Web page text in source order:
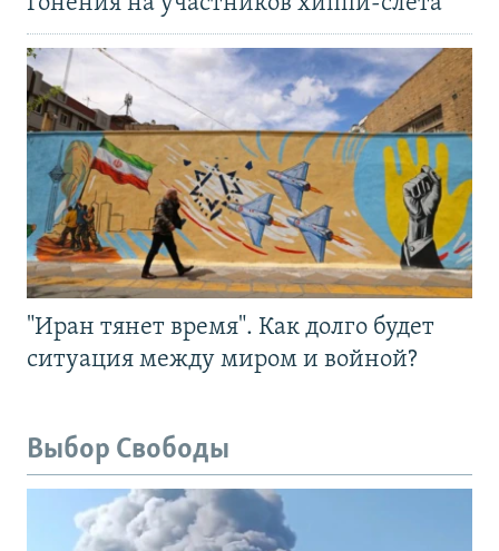
"Иран тянет время". Как долго будет
ситуация между миром и войной?
Выбор Свободы